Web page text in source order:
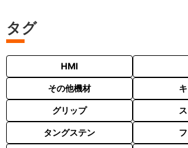
タグ
HMI
その他機材
グリップ
タングステン